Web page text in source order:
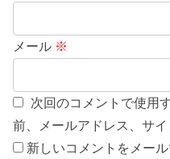
メール ※
次回のコメントで使用
前、メールアドレス、サイ
新しいコメントをメー